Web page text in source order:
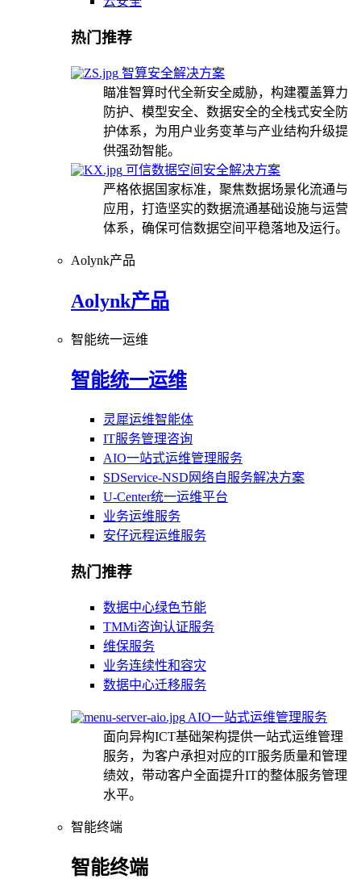
热门推荐
智算安全解决方案
瞄准智算时代全新安全威胁，构建覆盖算力
防护、模型安全、数据安全的全栈式安全防
护体系，为用户业务变革与产业结构升级提
供强劲智能。
可信数据空间安全解决方案
严格依据国家标准，聚焦数据场景化流通与
应用，打造坚实的数据流通基础设施与运营
体系，确保可信数据空间平稳落地及运行。
Aolynk产品
Aolynk产品
智能统一运维
智能统一运维
灵犀运维智能体
IT服务管理咨询
AIO一站式运维管理服务
SDService-NSD网络自服务解决方案
U-Center统一运维平台
业务运维服务
安仔远程运维服务
热门推荐
数据中心绿色节能
TMMi咨询认证服务
维保服务
业务连续性和容灾
数据中心迁移服务
AIO一站式运维管理服务
面向异构ICT基础架构提供一站式运维管理
服务，为客户承担对应的IT服务质量和管理
绩效，带动客户全面提升IT的整体服务管理
水平。
智能终端
智能终端